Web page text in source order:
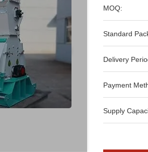
MOQ:
Standard
Delivery
Payment
Supply